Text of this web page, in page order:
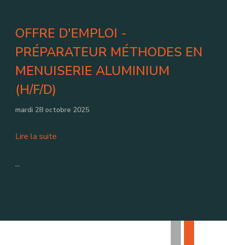
OFFRE D'EMPLOI -
PRÉPARATEUR MÉTHODES EN
MENUISERIE ALUMINIUM
(H/F/D)
mardi 28 octobre 2025
Lire la suite
...